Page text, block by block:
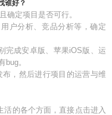
谁好？
确定项目是否可行。
户分析、竞品分析等，确定
完成安卓版、苹果iOS版、运
。
，然后进行项目的运营与维
活的各个方面，直接点击进入